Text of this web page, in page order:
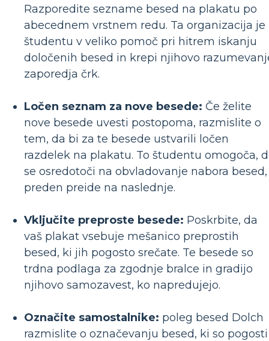
Razporedite sezname besed na plakatu po
abecednem vrstnem redu. Ta organizacija je
študentu v veliko pomoč pri hitrem iskanju
določenih besed in krepi njihovo
zaporedja črk.
Ločen seznam za nove besede: Če želite
nove besede uvesti postopoma, razmislite o
tem, da bi za te besede ustvarili ločen
razdelek na plakatu. To študentu omogoča,
se osredotoči na obvladovanje nabora besed,
preden preide na naslednje.
Vključite preproste besede: Poskrbite, da
vaš plakat vsebuje mešanico preprostih
besed, ki jih pogosto srečate. Te besede so
trdna podlaga za zgodnje bralce in gradijo
njihovo samozavest, ko napredujejo.
Označite samostalnike: poleg besed Dolch
razmislite o označevanju besed, ki so pogosti